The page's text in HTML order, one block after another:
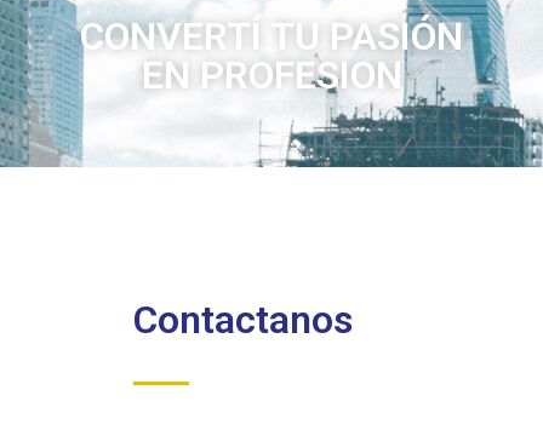
CONVERTÍ TU PASIÓN
EN PROFESION
Contactanos